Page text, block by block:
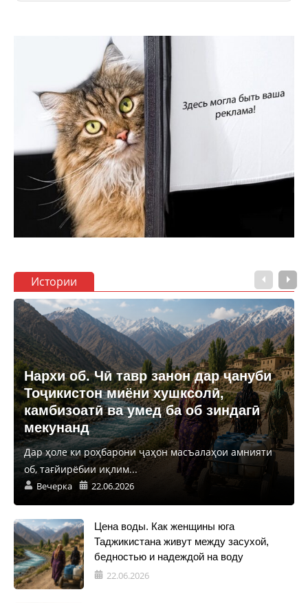
Истории
Нархи об. Чӣ тавр занон дар ҷануби
Тоҷикистон миёни хушксолӣ,
камбизоатӣ ва умед ба об зиндагӣ
мекунанд
Дар ҳоле ки роҳбарони ҷаҳон масъалаҳои амнияти
об, тағйирёбии иқлим...
Вечерка 22.06.2026
Цена воды. Как женщины юга
Таджикистана живут между засухой,
бедностью и надеждой на воду
22.06.2026